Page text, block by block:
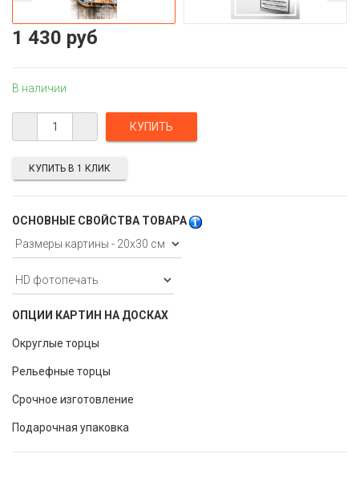
1 430 руб
В наличии
ОСНОВНЫЕ СВОЙСТВА ТОВАРА
ОПЦИИ КАРТИН НА ДОСКАХ
Округлые торцы
Рельефные торцы
Срочное изготовление
Подарочная упаковка
КУПИТЬ В 1 КЛИК